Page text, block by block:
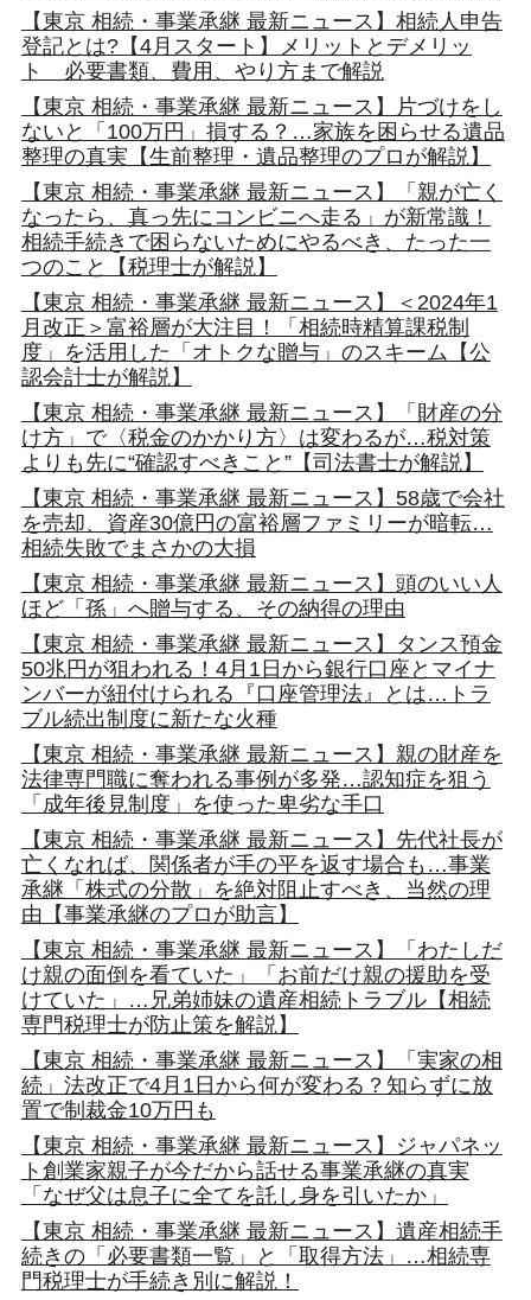
【東京 相続・事業承継 最新ニュース】相続人申告
登記とは?【4月スタート】メリットとデメリッ
ト 必要書類、費用、やり方まで解説
【東京 相続・事業承継 最新ニュース】片づけをし
ないと「100万円」損する？…家族を困らせる遺品
整理の真実【生前整理・遺品整理のプロが解説】
【東京 相続・事業承継 最新ニュース】「親が亡く
なったら、真っ先にコンビニへ走る」が新常識！
相続手続きで困らないためにやるべき、たった一
つのこと【税理士が解説】
【東京 相続・事業承継 最新ニュース】＜2024年1
月改正＞富裕層が大注目！「相続時精算課税制
度」を活用した「オトクな贈与」のスキーム【公
認会計士が解説】
【東京 相続・事業承継 最新ニュース】「財産の分
け方」で〈税金のかかり方〉は変わるが…税対策
よりも先に“確認すべきこと”【司法書士が解説】
【東京 相続・事業承継 最新ニュース】58歳で会社
を売却、資産30億円の富裕層ファミリーが暗転…
相続失敗でまさかの大損
【東京 相続・事業承継 最新ニュース】頭のいい人
ほど「孫」へ贈与する、その納得の理由
【東京 相続・事業承継 最新ニュース】タンス預金
50兆円が狙われる！4月1日から銀行口座とマイナ
ンバーが紐付けられる『口座管理法』とは…トラ
ブル続出制度に新たな火種
【東京 相続・事業承継 最新ニュース】親の財産を
法律専門職に奪われる事例が多発…認知症を狙う
「成年後見制度」を使った卑劣な手口
【東京 相続・事業承継 最新ニュース】先代社長が
亡くなれば、関係者が手の平を返す場合も…事業
承継「株式の分散」を絶対阻止すべき、当然の理
由【事業承継のプロが助言】
【東京 相続・事業承継 最新ニュース】「わたしだ
け親の面倒を看ていた」「お前だけ親の援助を受
けていた」…兄弟姉妹の遺産相続トラブル【相続
専門税理士が防止策を解説】
【東京 相続・事業承継 最新ニュース】「実家の相
続」法改正で4月1日から何が変わる？知らずに放
置で制裁金10万円も
【東京 相続・事業承継 最新ニュース】ジャパネッ
ト創業家親子が今だから話せる事業承継の真実
「なぜ父は息子に全てを託し身を引いたか」
【東京 相続・事業承継 最新ニュース】遺産相続手
続きの「必要書類一覧」と「取得方法」…相続専
門税理士が手続き別に解説！